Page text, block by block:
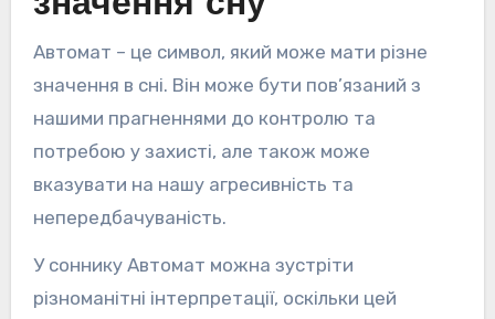
Автомат – це символ, який може мати різне
значення в сні. Він може бути пов’язаний з
нашими прагненнями до контролю та
потребою у захисті, але також може
вказувати на нашу агресивність та
непередбачуваність.
У соннику Автомат можна зустріти
різноманітні інтерпретації, оскільки цей